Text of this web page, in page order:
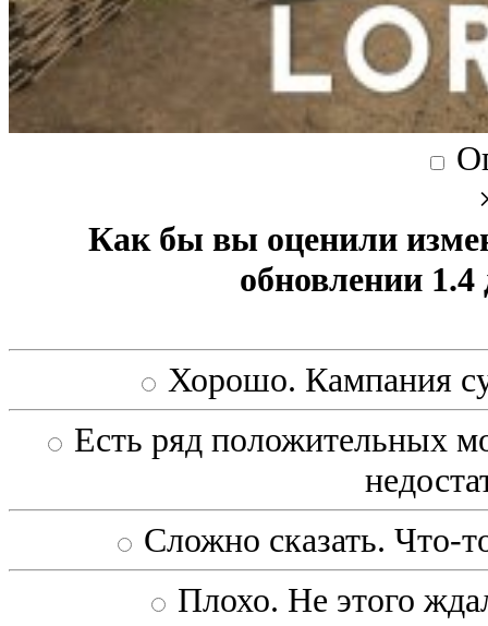
Как бы вы оценили
обновлении
Хорошо. Кампания
Есть ряд положительных
Сложно сказать. Что-
Плохо. Не этого